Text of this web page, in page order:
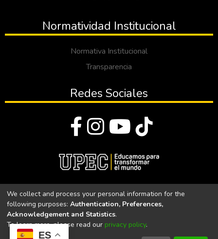
ES
Normatividad Institucional
Normativa Institucional
Transparencia
Redes Sociales
Universidad Politécnica Estatal del Carchi
Universidad Politécnica Estatal del Carchi | Acreditada por el
We collect and process your personal information for the
following purposes: Authentication, Preferences,
Acknowledgement and Statistics.
To learn more, please read our privacy policy.